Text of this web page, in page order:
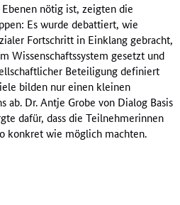
nötig ist, zeigten die
Es wurde debattiert, wie
Fortschritt in Einklang gebracht,
Wissenschaftssystem gesetzt und
Beteiligung definiert
bilden nur einen kleinen
ab. Dr. Antje Grobe von Dialog Basis
dafür, dass die Teilnehmerinnen
konkret wie möglich machten.